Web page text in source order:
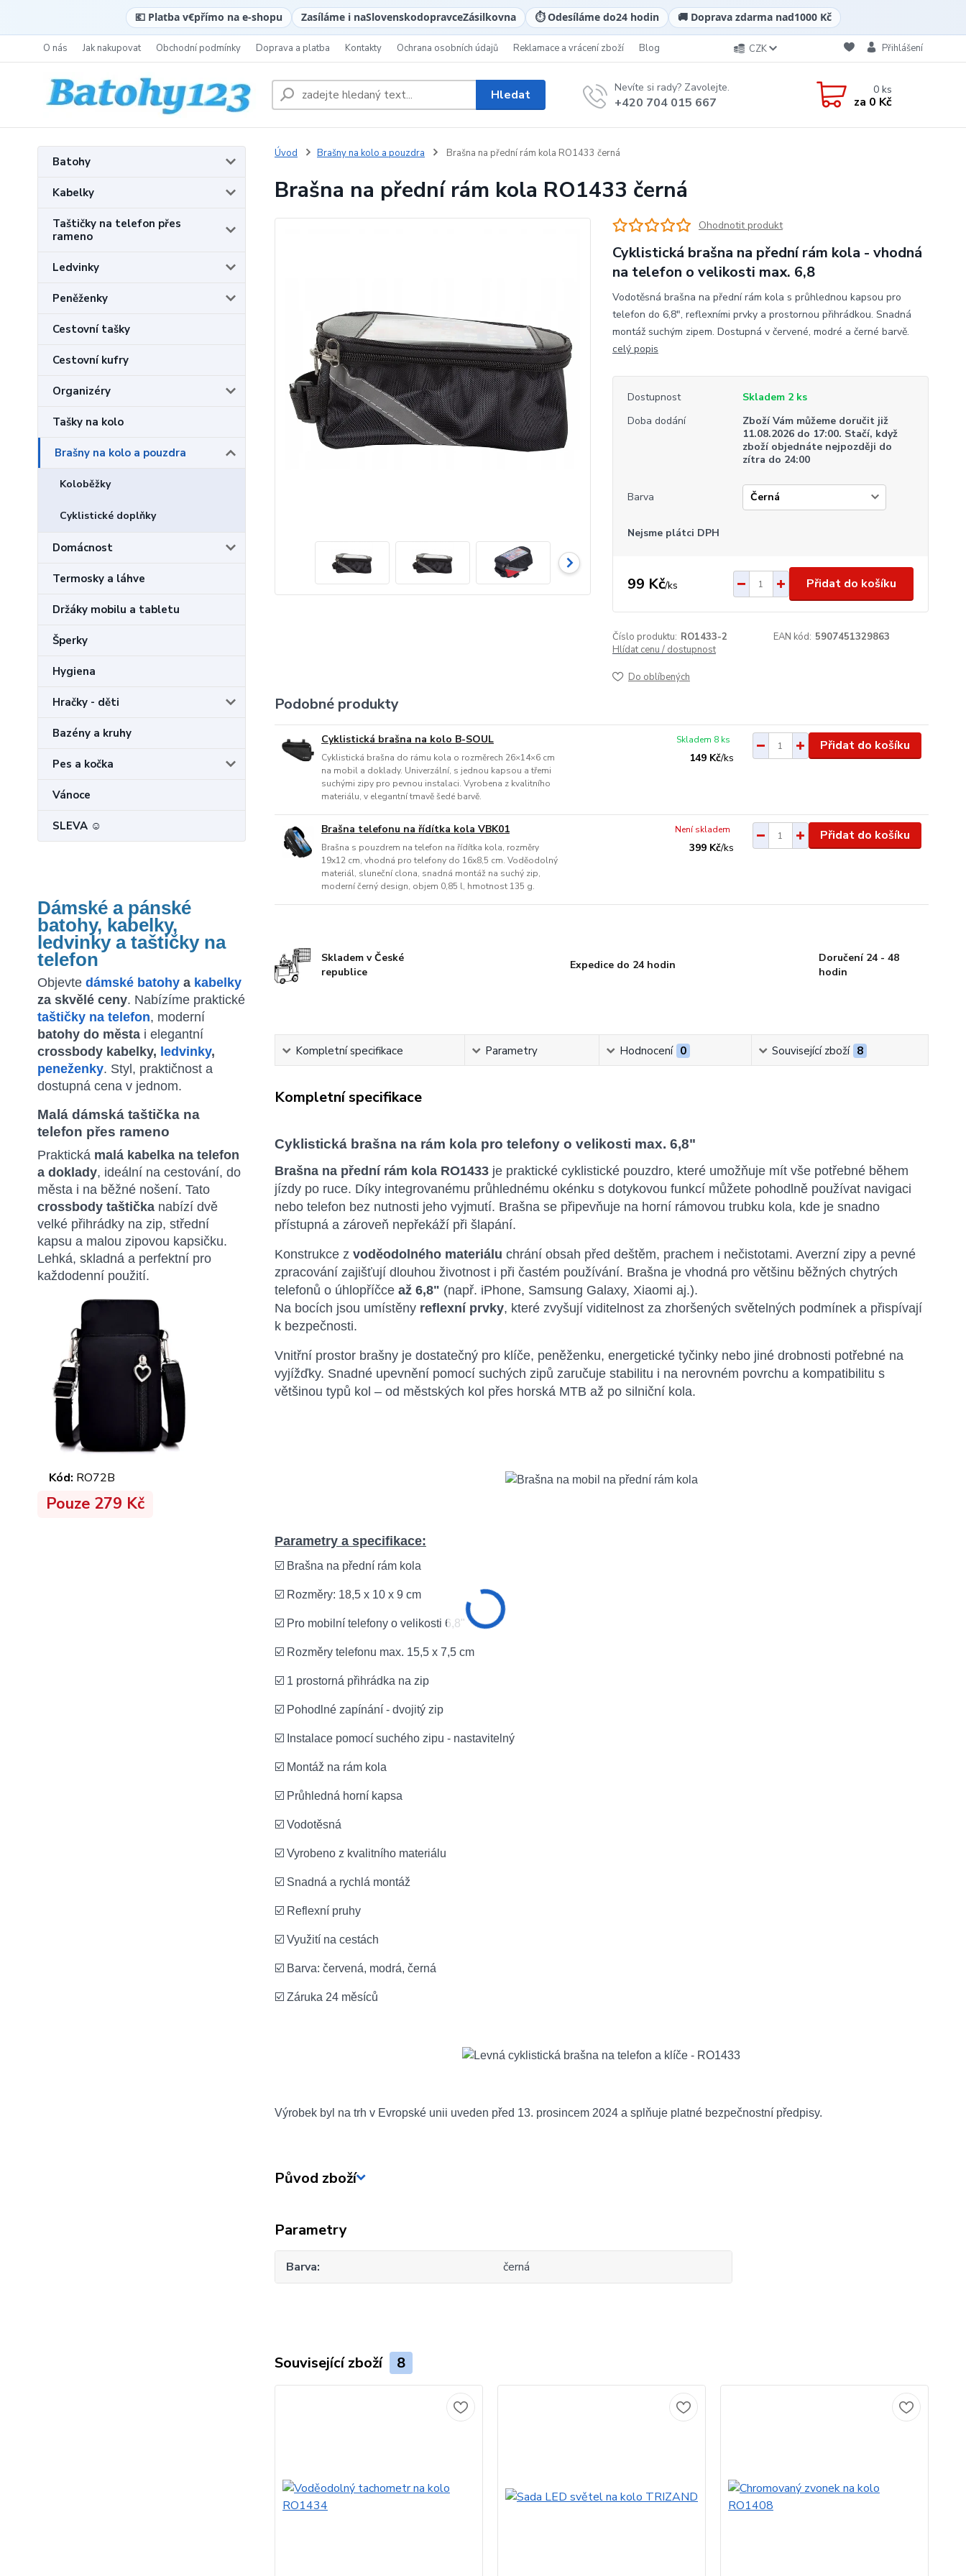
💶 Platba v€přímo na e-shopu Zasíláme i naSlovenskodopravceZásilkovna ⏱️ Odesíláme do24 hodin 🚚 Doprava zdarma nad1000 Kč
O nás Jak nakupovat Obchodní podmínky Doprava a platba Kontakty Ochrana osobních údajů Reklamace a vrácení zboží Blog CZK Přihlášení
Hledat Nevíte si rady? Zavolejte.
+420 704 015 667
0ks
za 0 Kč
Batohy
Kabelky
Taštičky na telefon přes
rameno
Ledvinky
Peněženky
Cestovní tašky
Cestovní kufry
Organizéry
Tašky na kolo
Brašny na kolo a pouzdra
Koloběžky
Cyklistické doplňky
Domácnost
Termosky a láhve
Držáky mobilu a tabletu
Šperky
Hygiena
Hračky - děti
Bazény a kruhy
Pes a kočka
Vánoce
SLEVA ☺
Dámské a pánské
batohy, kabelky,
ledvinky a taštičky na
telefon
Objevte dámské batohy a kabelky
za skvělé ceny. Nabízíme praktické
taštičky na telefon, moderní
batohy do města i elegantní
crossbody kabelky, ledvinky,
peneženky. Styl, praktičnost a
dostupná cena v jednom.
Malá dámská taštička na
telefon přes rameno
Praktická malá kabelka na telefon
a doklady, ideální na cestování, do
města i na běžné nošení. Tato
crossbody taštička nabízí dvě
velké přihrádky na zip, střední
kapsu a malou zipovou kapsičku.
Lehká, skladná a perfektní pro
každodenní použití.
Kód: RO72B
Pouze 279 Kč
Úvod Brašny na kolo a pouzdra Brašna na přední rám kola RO1433 černá
Brašna na přední rám kola RO1433 černá
Ohodnotit produkt
Cyklistická brašna na přední rám kola - vhodná
na telefon o velikosti max. 6,8
Vodotěsná brašna na přední rám kola s průhlednou kapsou pro
telefon do 6,8", reflexními prvky a prostornou přihrádkou. Snadná
montáž suchým zipem. Dostupná v červené, modré a černé barvě.
celý popis
Dostupnost
Skladem 2 ks
Doba dodání
Zboží Vám můžeme doručit již
11.08.2026 do 17:00. Stačí, když
zboží objednáte nejpozději do
zítra do 24:00
Barva
Nejsme plátci DPH
99 Kč/ks Přidat do košíku
Číslo produktu: RO1433-2 EAN kód: 5907451329863
Hlídat cenu / dostupnost
Do oblíbených
Podobné produkty
Cyklistická brašna na kolo B-SOUL
Cyklistická brašna do rámu kola o rozměrech 26×14×6 cm
na mobil a doklady. Univerzální, s jednou kapsou a třemi
suchými zipy pro pevnou instalaci. Vyrobena z kvalitního
materiálu, v elegantní tmavě šedé barvě.
149 Kč/ks
Skladem 8 ks Přidat do košíku
Brašna telefonu na řídítka kola VBK01
Brašna s pouzdrem na telefon na řídítka kola, rozměry
19x12 cm, vhodná pro telefony do 16x8,5 cm. Voděodolný
materiál, sluneční clona, snadná montáž na suchý zip,
moderní černý design, objem 0,85 l, hmotnost 135 g.
399 Kč/ks
Není skladem Přidat do košíku
Skladem v České
republice
Expedice do 24 hodin
Doručení 24 - 48
hodin
Kompletní specifikace Parametry Hodnocení 0 Související zboží 8
Kompletní specifikace
Cyklistická brašna na rám kola pro telefony o velikosti max. 6,8"
Brašna na přední rám kola RO1433je praktické cyklistické pouzdro, které umožňuje mít vše potřebné během
jízdy po ruce. Díky integrovanému průhlednému okénku s dotykovou funkcí můžete pohodlně používat navigaci
nebo telefon bez nutnosti jeho vyjmutí. Brašna se připevňuje na horní rámovou trubku kola, kde je snadno
přístupná a zároveň nepřekáží při šlapání.
Konstrukce z voděodolného materiálu chrání obsah před deštěm, prachem i nečistotami. Averzní zipy a pevné
zpracování zajišťují dlouhou životnost i při častém používání. Brašna je vhodná pro většinu běžných chytrých
telefonů o úhlopříčce až 6,8" (např. iPhone, Samsung Galaxy, Xiaomi aj.).
Na bocích jsou umístěny reflexní prvky, které zvyšují viditelnost za zhoršených světelných podmínek a přispívají
k bezpečnosti.
Vnitřní prostor brašny je dostatečný pro klíče, peněženku, energetické tyčinky nebo jiné drobnosti potřebné na
vyjížďky. Snadné upevnění pomocí suchých zipů zaručuje stabilitu i na nerovném povrchu a kompatibilitu s
většinou typů kol – od městských kol přes horská MTB až po silniční kola.
Parametry a specifikace:
☑️ Brašna na přední rám kola
☑️ Rozměry: 18,5 x 10 x 9 cm
☑️ Pro mobilní telefony o velikosti 6,8"
☑️ Rozměry telefonu max. 15,5 x 7,5 cm
☑️ 1 prostorná přihrádka na zip
☑️ Pohodlné zapínání - dvojitý zip
☑️ Instalace pomocí suchého zipu - nastavitelný
☑️ Montáž na rám kola
☑️ Průhledná horní kapsa
☑️ Vodotěsná
☑️ Vyrobeno z kvalitního materiálu
☑️ Snadná a rychlá montáž
☑️ Reflexní pruhy
☑️ Využití na cestách
☑️ Barva: červená, modrá, černá
☑️ Záruka 24 měsíců
Výrobek byl na trh v Evropské unii uveden před 13. prosincem 2024 a splňuje platné bezpečnostní předpisy.
Původ zboží
Parametry
Barva černá
Související zboží 8